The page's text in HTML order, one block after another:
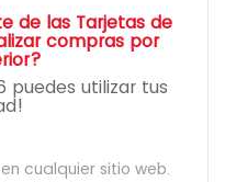
de las Tarjetas de
compras por
utilizar tus
cualquier sitio web.